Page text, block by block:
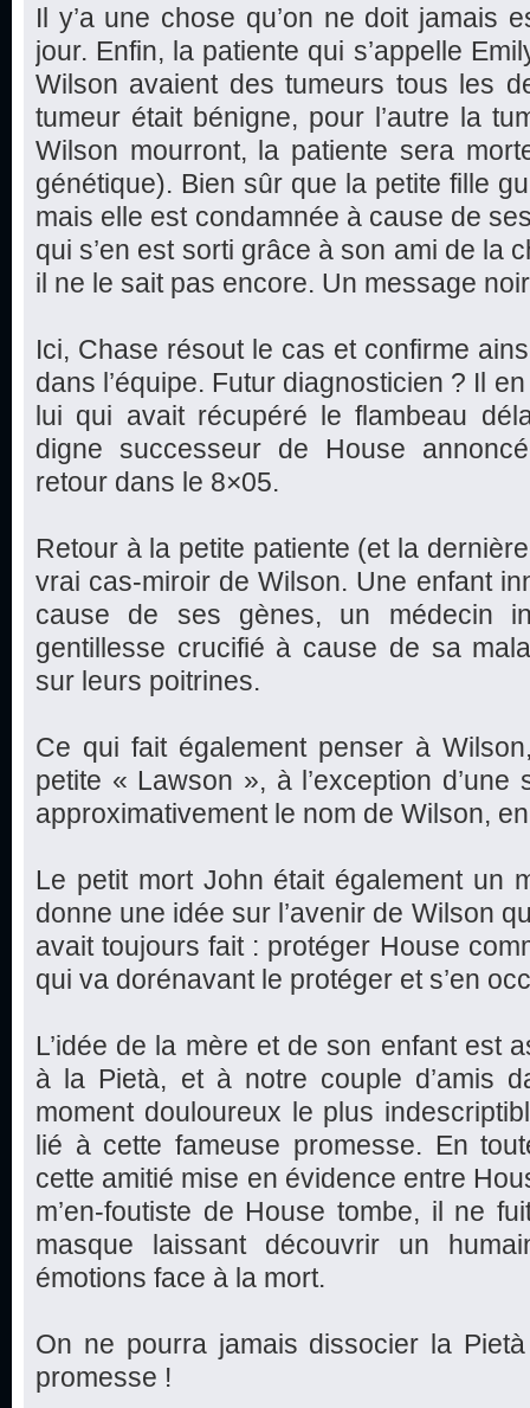
Il y’a une chose qu’on ne doit jamais
jour. Enfin, la patiente qui s’appelle
Wilson avaient des tumeurs tous les
tumeur était bénigne, pour l’autre la
Wilson mourront, la patiente sera
génétique). Bien sûr que la petite fille
mais elle est condamnée à cause de
qui s’en est sorti grâce à son ami de la
il ne le sait pas encore. Un message
Ici, Chase résout le cas et confirme
dans l’équipe. Futur diagnosticien ? Il en
lui qui avait récupéré le flambeau
digne successeur de House
retour dans le 8×05.
Retour à la petite patiente (et la
vrai cas-miroir de Wilson. Une enfant
cause de ses gènes, un médecin
gentillesse crucifié à cause de sa
sur leurs poitrines.
Ce qui fait également penser à
petite « Lawson », à l’exception
approximativement le nom de Wilson,
Le petit mort John était également un
donne une idée sur l’avenir de Wilson
avait toujours fait : protéger House
qui va dorénavant le protéger et s’en
L’idée de la mère et de son enfant est
à la Pietà, et à notre couple d’amis
moment douloureux le plus
lié à cette fameuse promesse. En
cette amitié mise en évidence entre
m’en-foutiste de House tombe, il ne
masque laissant découvrir un
émotions face à la mort.
On ne pourra jamais dissocier la
promesse !